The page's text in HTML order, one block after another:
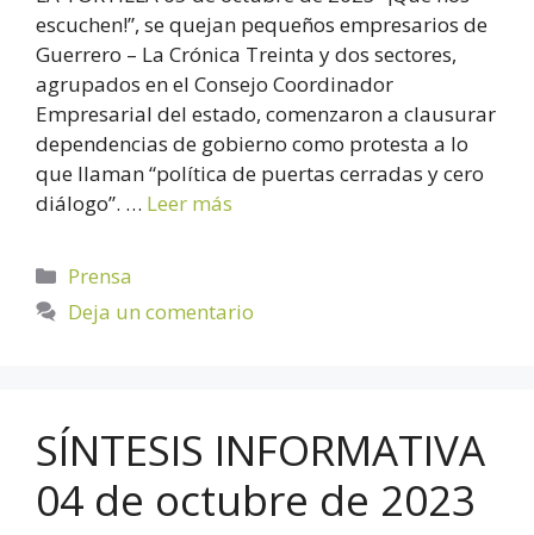
escuchen!”, se quejan pequeños empresarios de
Guerrero – La Crónica Treinta y dos sectores,
agrupados en el Consejo Coordinador
Empresarial del estado, comenzaron a clausurar
dependencias de gobierno como protesta a lo
que llaman “política de puertas cerradas y cero
diálogo”. … Leer más
Prensa
Deja un comentario
SÍNTESIS INFORMATIVA
04 de octubre de 2023